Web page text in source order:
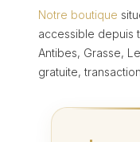
Notre boutique
accessible depuis
Antibes, Grasse,
gratuite,